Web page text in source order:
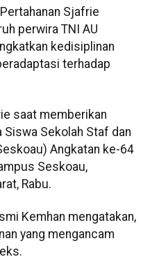
Sjafrie
perwira TNI AU
kedisiplinan
terhadap
saat memberikan
Sekolah Staf dan
Angkatan ke-64
Seskoau,
Rabu.
Kemhan mengatakan,
yang mengancam